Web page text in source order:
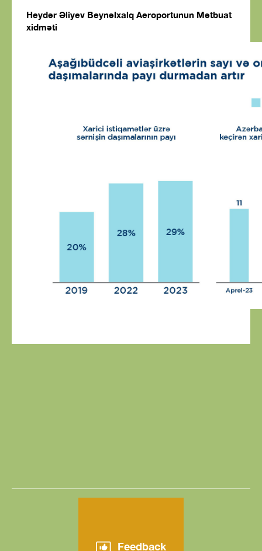
Heydər Əliyev Beynəlxalq Aeroportunun Mətbuat
xidməti
Feedback